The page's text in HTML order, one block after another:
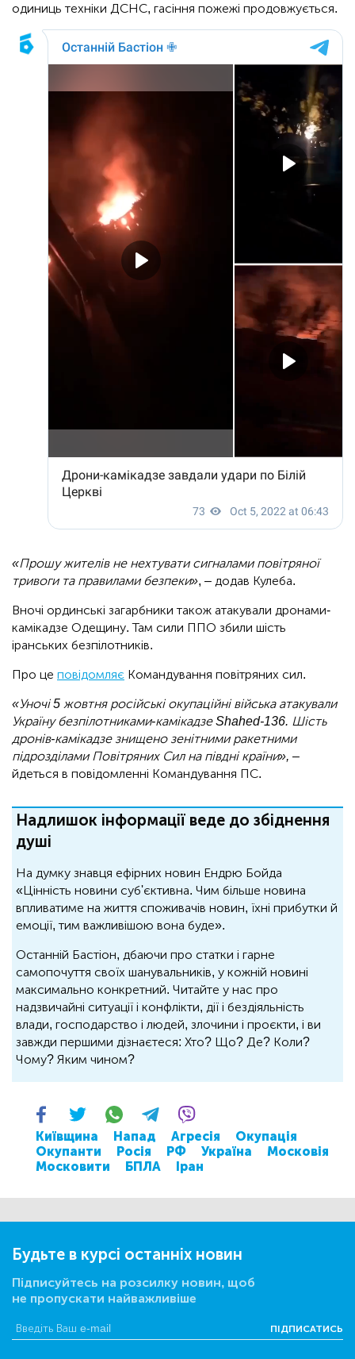
одиниць техніки ДСНС, гасіння пожежі продовжується.
«Прошу жителів не нехтувати сигналами повітряної
тривоги та правилами безпеки», – додав Кулеба.
Вночі ординські загарбники також атакували дронами-
камікадзе Одещину. Там сили ППО збили шість
іранських безпілотників.
Про це повідомляє Командування повітряних сил.
«Уночі 5 жовтня російські окупаційні війська атакували
Україну безпілотниками-камікадзе Shahed-136. Шість
дронів-камікадзе знищено зенітними ракетними
підрозділами Повітряних Сил на півдні країни», –
йдеться в повідомленні Командування ПС.
Надлишок інформації веде до збіднення
душі
На думку знавця ефірних новин Ендрю Бойда
«Цінність новини суб'єктивна. Чим більше новина
впливатиме на життя споживачів новин, їхні прибутки й
емоції, тим важливішою вона буде».
Останній Бастіон, дбаючи про статки і гарне
самопочуття своїх шанувальників, у кожній новині
максимально конкретний. Читайте у нас про
надзвичайні ситуації і конфлікти, дії і бездіяльність
влади, господарство і людей, злочини і проєкти, і ви
завжди першими дізнаєтеся: Хто? Що? Де? Коли?
Чому? Яким чином?
Київщина Напад Агресія
Окупація
Окупанти
Росія РФ Україна
Московія
Московити
БПЛА Іран
Будьте в курсі останніх новин
Підписуйтесь на розсилку новин, щоб
не пропускати найважливіше
ПІДПИСАТИСЬ